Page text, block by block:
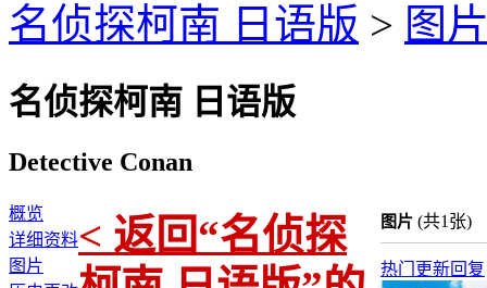
名侦探柯南 日语版 > 图
名侦探柯南 日语版
Detective Conan
概览
详细资料
图片
图片 (共1张)
热门 更新回复
< 返回“名侦探